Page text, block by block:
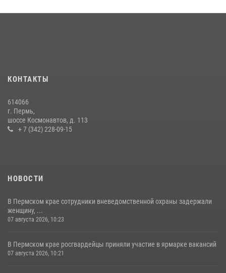
24 июля 2026, 08:45
КОНТАКТЫ
614066
г. Пермь,
шоссе Космонавтов, д. 113
+ 7 (342) 228-09-15
НОВОСТИ
В Пермском крае сотрудники вневедомственной охраны задержали
женщину, ...
07 августа 2026, 10:23
В Пермском крае росгвардейцы приняли участие в ярмарке вакансий
07 августа 2026, 10:21